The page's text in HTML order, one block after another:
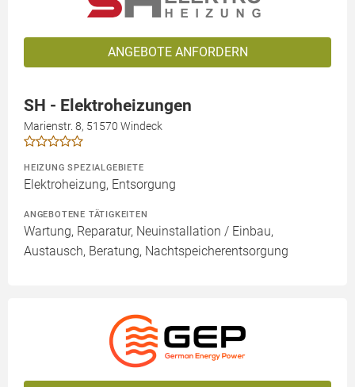
ANGEBOTE ANFORDERN
SH - Elektroheizungen
Marienstr. 8, 51570 Windeck
HEIZUNG SPEZIALGEBIETE
Elektroheizung, Entsorgung
ANGEBOTENE TÄTIGKEITEN
Wartung, Reparatur, Neuinstallation / Einbau,
Austausch, Beratung, Nachtspeicherentsorgung